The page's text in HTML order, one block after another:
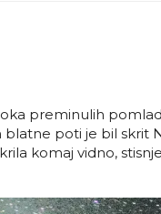
preminulih
blatne poti je bil skrit
komaj vidno,